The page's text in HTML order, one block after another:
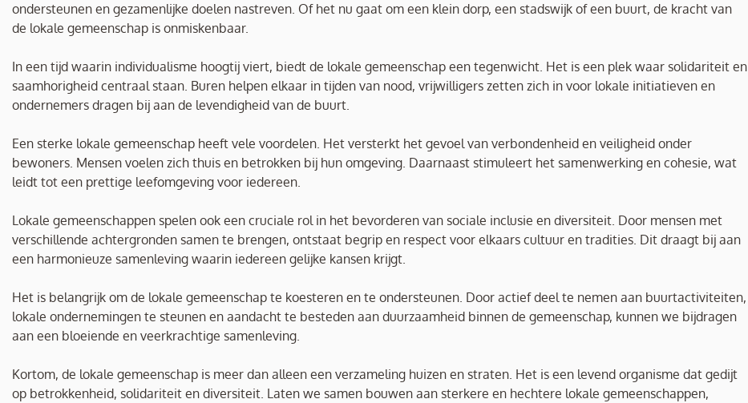
ondersteunen en gezamenlijke doelen nastreven. Of het nu gaat om een klein dorp, een stadswijk of een buurt, de kracht van
de lokale gemeenschap is onmiskenbaar.
In een tijd waarin individualisme hoogtij viert, biedt de lokale gemeenschap een tegenwicht. Het is een plek waar solidariteit en
saamhorigheid centraal staan. Buren helpen elkaar in tijden van nood, vrijwilligers zetten zich in voor lokale initiatieven en
ondernemers dragen bij aan de levendigheid van de buurt.
Een sterke lokale gemeenschap heeft vele voordelen. Het versterkt het gevoel van verbondenheid en veiligheid onder
bewoners. Mensen voelen zich thuis en betrokken bij hun omgeving. Daarnaast stimuleert het samenwerking en cohesie, wat
leidt tot een prettige leefomgeving voor iedereen.
Lokale gemeenschappen spelen ook een cruciale rol in het bevorderen van sociale inclusie en diversiteit. Door mensen met
verschillende achtergronden samen te brengen, ontstaat begrip en respect voor elkaars cultuur en tradities. Dit draagt bij aan
een harmonieuze samenleving waarin iedereen gelijke kansen krijgt.
Het is belangrijk om de lokale gemeenschap te koesteren en te ondersteunen. Door actief deel te nemen aan buurtactiviteiten,
lokale ondernemingen te steunen en aandacht te besteden aan duurzaamheid binnen de gemeenschap, kunnen we bijdragen
aan een bloeiende en veerkrachtige samenleving.
Kortom, de lokale gemeenschap is meer dan alleen een verzameling huizen en straten. Het is een levend organisme dat gedijt
op betrokkenheid, solidariteit en diversiteit. Laten we samen bouwen aan sterkere en hechtere lokale gemeenschappen,